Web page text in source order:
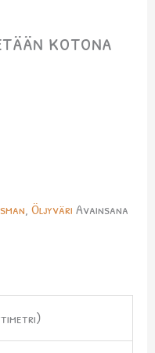
kotona
, Öljyväri Avainsana